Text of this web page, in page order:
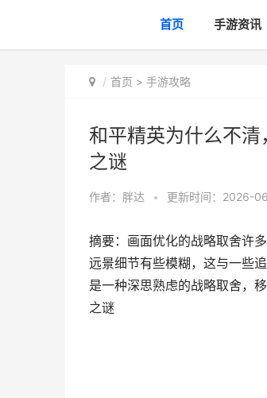
首页 手游资讯
首页 > 手游攻略
和平精英为什么不
之谜
作者： 胖达 • 更新时间：2026-
摘要：画面优化的战略取舍许
远景细节有些模糊，这与一些
是一种深思熟虑的战略取舍，
之谜